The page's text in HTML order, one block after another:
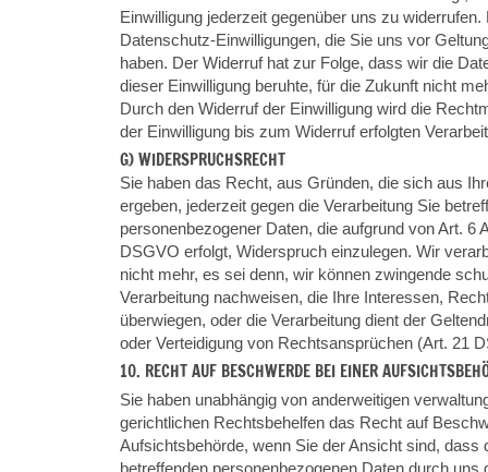
Einwilligung jederzeit gegenüber uns zu widerrufen.
Datenschutz-Einwilligungen, die Sie uns vor
haben. Der Widerruf hat zur Folge, dass wir die
dieser Einwilligung beruhte, für die Zukunft nicht
Durch den Widerruf der Einwilligung wird die
der Einwilligung bis zum Widerruf erfolgten
G) WIDERSPRUCHSRECHT
Sie haben das Recht, aus Gründen, die sich aus
ergeben, jederzeit gegen die Verarbeitung Sie
personenbezogener Daten, die aufgrund von Art. 6
DSGVO erfolgt, Widerspruch einzulegen. Wir
nicht mehr, es sei denn, wir können zwingende
Verarbeitung nachweisen, die Ihre Interessen,
überwiegen, oder die Verarbeitung dient der
oder Verteidigung von Rechtsansprüchen (Art. 21
10. RECHT AUF BESCHWERDE BEI EINER
Sie haben unabhängig von anderweitigen
gerichtlichen Rechtsbehelfen das Recht auf
Aufsichtsbehörde, wenn Sie der Ansicht sind, dass
betreffenden personenbezogenen Daten durch uns